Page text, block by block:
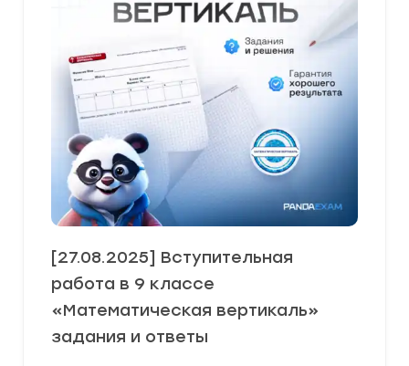
[27.08.2025] Вступительная
работа в 9 классе
«Математическая вертикаль»
задания и ответы